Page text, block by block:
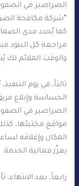
الصراصير في
“شركة مكافحة
كما يُحدد مدى
مراجعة كل البنود
والوقت الملائم
ثالثاً، في يوم
الحساسة وإبلاغ
الصراصير في
مواقع مختبئها،
المكان وإغلاقه
يعزّز فعالية الخدمة.
رابعاً، بعد